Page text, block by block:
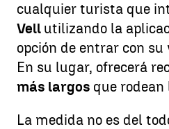
cualquier turista que
Vell utilizando la
opción de entrar con su
En su lugar, ofrecerá
más largos que
La medida no es del